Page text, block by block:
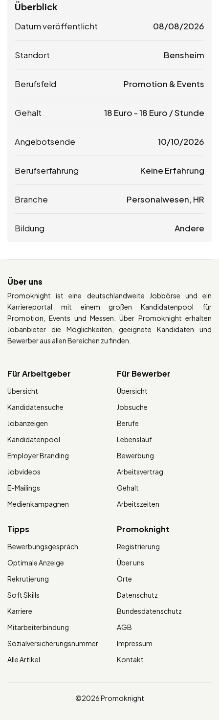
Überblick
Datum veröffentlicht 08/08/2026
Standort Bensheim
Berufsfeld Promotion & Events
Gehalt 18 Euro -18 Euro / Stunde
Angebotsende 10/10/2026
Berufserfahrung Keine Erfahrung
Branche Personalwesen, HR
Bildung Andere
Über uns
Promoknight ist eine deutschlandweite Jobbörse und ein
Karriereportal mit einem großen Kandidatenpool für
Promotion, Events und Messen. Über Promoknight erhalten
Jobanbieter die Möglichkeiten, geeignete Kandidaten und
Bewerber aus allen Bereichen zu finden.
Für Arbeitgeber
Übersicht
Kandidatensuche
Jobanzeigen
Kandidatenpool
Employer Branding
Jobvideos
E-Mailings
Medienkampagnen
Für Bewerber
Übersicht
Jobsuche
Berufe
Lebenslauf
Bewerbung
Arbeitsvertrag
Gehalt
Arbeitszeiten
Tipps
Bewerbungsgespräch
Optimale Anzeige
Rekrutierung
Soft Skills
Karriere
Mitarbeiterbindung
Sozialversicherungsnummer
Alle Artikel
Promoknight
Registrierung
Über uns
Orte
Datenschutz
Bundesdatenschutz
AGB
Impressum
Kontakt
©2026 Promoknight